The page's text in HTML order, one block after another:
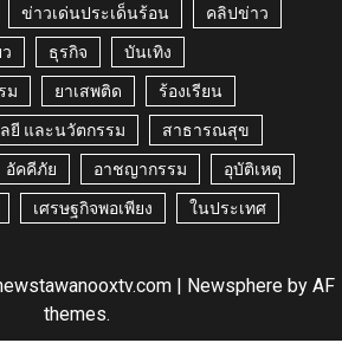
ข่าวเด่นประเด็นร้อน คลิปข่าว
ธุรกิจ บันเทิง
ม ยาเสพติด ร้องเรียน
ยี และนวัตกรรม สาธารณสุข
อัคคีภัย อาชญากรรม อุบัติเหตุ
เศรษฐกิจพอเพียง ในประเทศ
| Newsphereby AF
themes.